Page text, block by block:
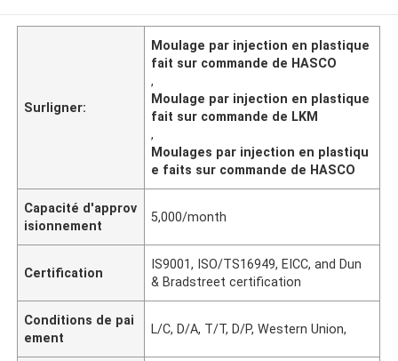
Surligner:
Moulage par injection en plastique
fait sur commande de HASCO
,
Moulage par injection en plastique
fait sur commande de LKM
,
Moulages par injection en plastiqu
e faits sur commande de HASCO
Capacité d'approv
isionnement
5,000/month
Certification
IS9001, ISO/TS16949, EICC, and Dun
& Bradstreet certification
Conditions de pai
ement
L/C, D/A, T/T, D/P, Western Union,